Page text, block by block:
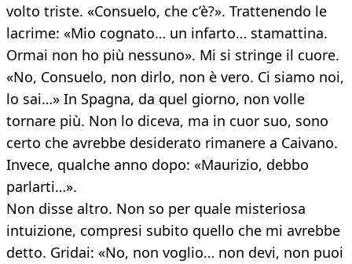
volto triste. «Consuelo, che c’è?». Trattenendo le
lacrime: «Mio cognato… un infarto… stamattina.
Ormai non ho più nessuno». Mi si stringe il cuore.
«No, Consuelo, non dirlo, non è vero. Ci siamo noi,
lo sai…» In Spagna, da quel giorno, non volle
tornare più. Non lo diceva, ma in cuor suo, sono
certo che avrebbe desiderato rimanere a Caivano.
Invece, qualche anno dopo: «Maurizio, debbo
parlarti…».
Non disse altro. Non so per quale misteriosa
intuizione, compresi subito quello che mi avrebbe
detto. Gridai: «No, non voglio… non devi, non puoi